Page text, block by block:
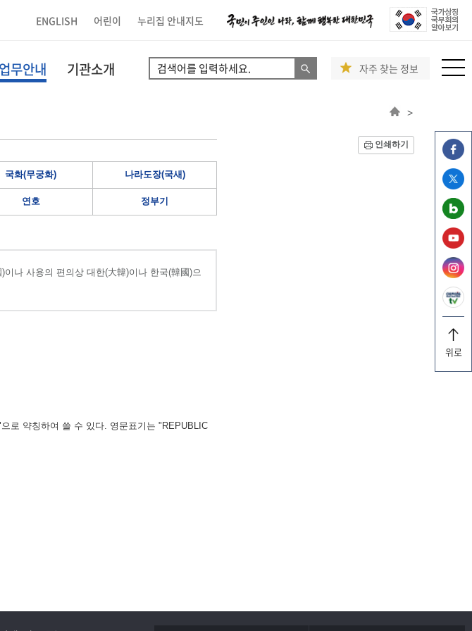
ENGLISH 어린이 누리집 안내지도
위로
업무안내 기관소개 자주 찾는 정보
>
인쇄하기
국화(무궁화) 나라도장(국새)
연호 정부기
나 사용의 편의상 대한(大韓)이나 한국(韓國)으
로 약칭하여 쓸 수 있다. 영문표기는 "REPUBLIC